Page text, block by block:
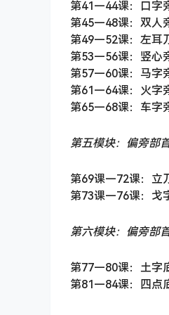
第41—44课：口字
第45—48课：双人
第49—52课：左耳
第53—56课：竖心
第57—60课：马字
第61—64课：火字
第65—68课：车字
第五模块：偏旁部
第69课—72课：立
第73课—76课：戈
第六模块：偏旁部
第77—80课：土字
第81—84课：四点